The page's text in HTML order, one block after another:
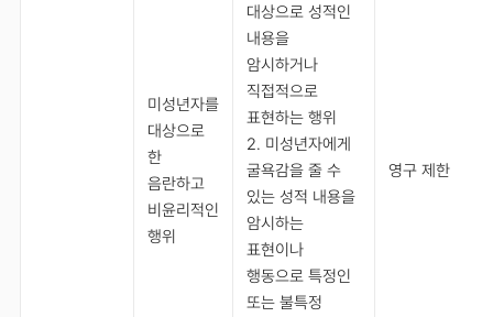
미성년자를
대상으로
한
음란하고
비윤리적인
행위
대상으로 성적인
내용을
암시하거나
직접적으로
표현하는 행위
2. 미성년자에게
굴욕감을 줄 수
있는 성적 내용을
암시하는
표현이나
행동으로 특정인
또는 불특정
영구 제한